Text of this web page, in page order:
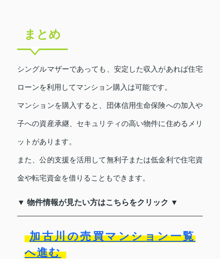
まとめ
シングルマザーであっても、安定した収入があれば住宅
ローンを利用してマンション購入は可能です。
マンションを購入すると、団体信用生命保険への加入や
子への資産承継、セキュリティの高い物件に住めるメリ
ットがあります。
また、公的支援を活用して無利子または低金利で住宅資
金や転宅資金を借りることもできます。
▼ 物件情報が見たい方はこちらをクリック ▼
加古川の売買マンション一覧
へ進む